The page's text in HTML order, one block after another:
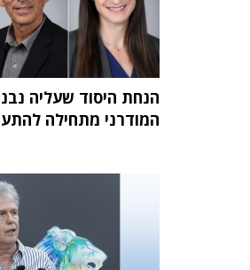
הנחת היסוד שעליה
המודרני מתחילה